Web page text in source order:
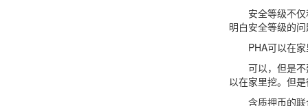
安全等级不仅
明白安全等级的
PHA可以在家
可以，但是不
以在家里挖。但
含质押币的联